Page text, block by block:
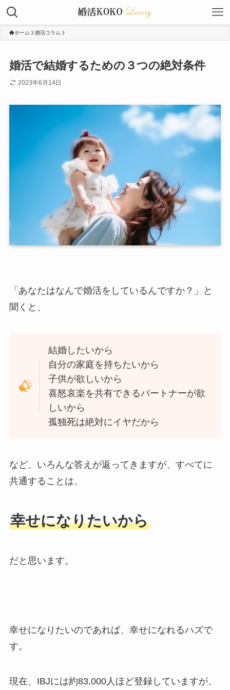
ホーム 婚活コラム
婚活で結婚するための３つの絶対条件
2023年6月14日
「あなたはなんで婚活をしているんですか？」と
聞くと、
結婚したいから
自分の家庭を持ちたいから
子供が欲しいから
喜怒哀楽を共有できるパートナーが欲
しいから
孤独死は絶対にイヤだから
など、いろんな答えが返ってきますが、すべてに
共通することは、
幸せになりたいから
だと思います。
幸せになりたいのであれば、幸せになれるハズで
す。
現在、IBJには約83,000人ほど登録していますが、